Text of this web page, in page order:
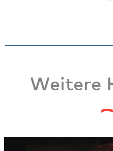
Weitere